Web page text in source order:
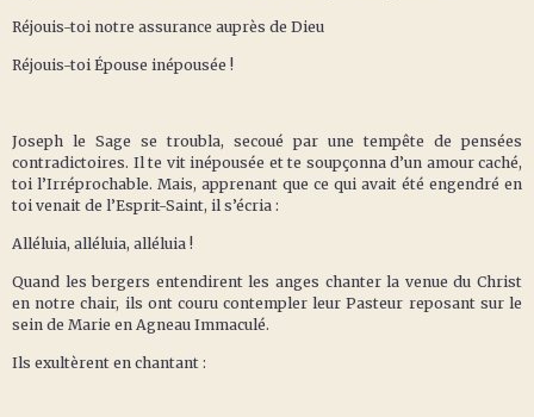
Réjouis-toi notre assurance auprès de Dieu
Réjouis-toi Épouse inépousée !
Joseph le Sage se troubla, secoué par une tempête de pensées
contradictoires. Il te vit inépousée et te soupçonna d’un amour caché,
toi l’Irréprochable. Mais, apprenant que ce qui avait été engendré en
toi venait de l’Esprit-Saint, il s’écria :
Alléluia, alléluia, alléluia !
Quand les bergers entendirent les anges chanter la venue du Christ
en notre chair, ils ont couru contempler leur Pasteur reposant sur le
sein de Marie en Agneau Immaculé.
Ils exultèrent en chantant :